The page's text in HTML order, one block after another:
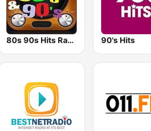
80s 90s Hits Radio 90's Hits